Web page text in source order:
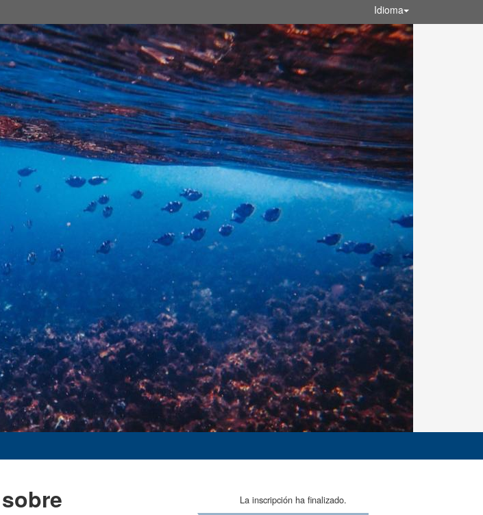
Idioma
La inscripción ha finalizado.